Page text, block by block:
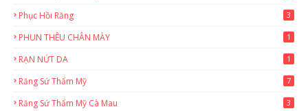
Phục Hồi Răng 3
PHUN THÊU CHÂN MÀY 1
RẠN NỨT DA 1
Răng Sứ Thẩm Mỹ 7
Răng Sứ Thẩm Mỹ Cà Mau 3